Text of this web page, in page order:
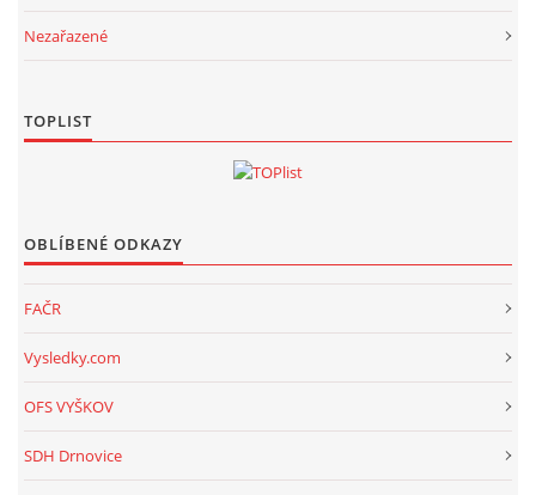
Nezařazené
TOPLIST
OBLÍBENÉ ODKAZY
FAČR
Vysledky.com
OFS VYŠKOV
SDH Drnovice